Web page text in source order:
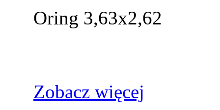
Oring 3,63x2,62
Zobacz więcej